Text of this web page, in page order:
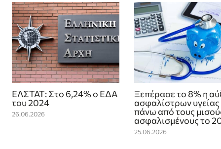
ΕΛΣΤΑΤ: Στο 6,24% ο ΕΔΑ
του 2024
26.06.2026
Ξεπέρασε το 8% η
ασφαλίστρων υγείας
πάνω από τους
ασφαλισμένους το
25.06.2026